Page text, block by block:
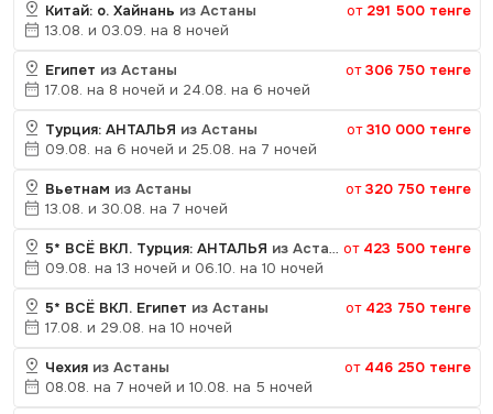
Китай: о. Хайнань из Астаны от 291 500 тенге
13.08. и 03.09. на 8 ночей
Египет из Астаны от306 750 тенге
17.08. на 8 ночей и 24.08. на 6 ночей
Турция: АНТАЛЬЯ из Астаны от310 000 тенге
09.08. на 6 ночей и 25.08. на 7 ночей
Вьетнам из Астаны от320 750 тенге
13.08. и 30.08. на 7 ночей
5* ВСЁ ВКЛ. Турция: АНТАЛЬЯ из Астаны от 423 500 тенге
09.08. на 13 ночей и 06.10. на 10 ночей
5* ВСЁ ВКЛ. Египет из Астаны от 423 750 тенге
17.08. и 29.08. на 10 ночей
Чехия из Астаны от 446 250 тенге
08.08. на 7 ночей и 10.08. на 5 ночей